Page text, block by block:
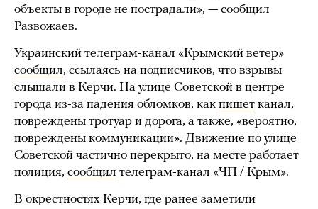
объекты в городе не пострадали», — сообщил
Развожаев.
Украинский телеграм-канал «Крымский ветер»
сообщил, ссылаясь на подписчиков, что взрывы
слышали в Керчи. На улице Советской в центре
города из-за падения обломков, как пишет канал,
повреждены тротуар и дорога, а также, «вероятно,
повреждены коммуникации». Движение по улице
Советской частично перекрыто, на месте работает
полиция, сообщил телеграм-канал «ЧП / Крым».
В окрестностях Керчи, где ранее заметили